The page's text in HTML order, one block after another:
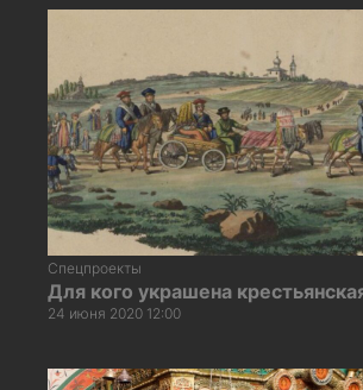
Спецпроекты
Для кого украшена
24 июня 2020 12:00